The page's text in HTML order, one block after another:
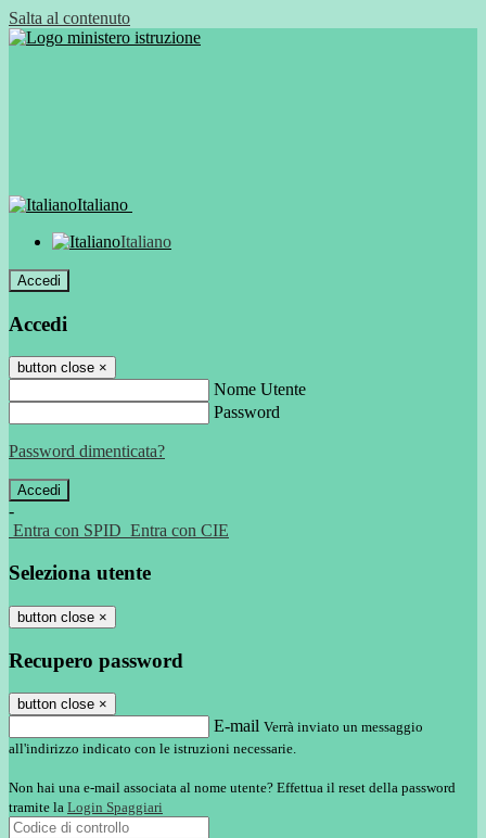
Salta al contenuto
Italiano
Italiano
Accedi
Accedi
button close ×
Nome Utente
Password
Password dimenticata?
-
Entra con SPID Entra con CIE
Seleziona utente
button close ×
Recupero password
button close ×
E-mail Verrà inviato un messaggio
all'indirizzo indicato con le istruzioni necessarie.
Non hai una e-mail associata al nome utente? Effettua il reset della password
tramite la Login Spaggiari